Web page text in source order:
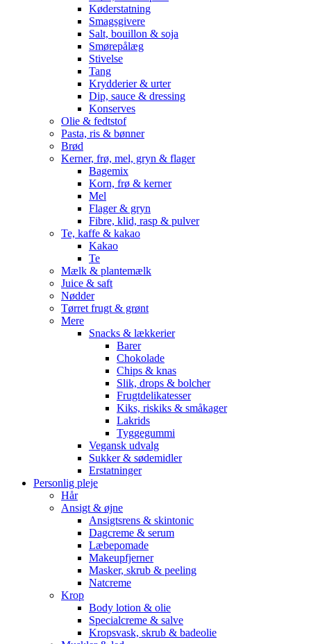
Køderstatning
Smagsgivere
Salt, bouillon & soja
Smørepålæg
Stivelse
Tang
Krydderier & urter
Dip, sauce & dressing
Konserves
Olie & fedtstof
Pasta, ris & bønner
Brød
Kerner, frø, mel, gryn & flager
Bagemix
Korn, frø & kerner
Mel
Flager & gryn
Fibre, klid, rasp & pulver
Te, kaffe & kakao
Kakao
Te
Mælk & plantemælk
Juice & saft
Nødder
Tørret frugt & grønt
Mere
Snacks & lækkerier
Barer
Chokolade
Chips & knas
Slik, drops & bolcher
Frugtdelikatesser
Kiks, riskiks & småkager
Lakrids
Tyggegummi
Vegansk udvalg
Sukker & sødemidler
Erstatninger
Personlig pleje
Hår
Ansigt & øjne
Ansigtsrens & skintonic
Dagcreme & serum
Læbepomade
Makeupfjerner
Masker, skrub & peeling
Natcreme
Krop
Body lotion & olie
Specialcreme & salve
Kropsvask, skrub & badeolie